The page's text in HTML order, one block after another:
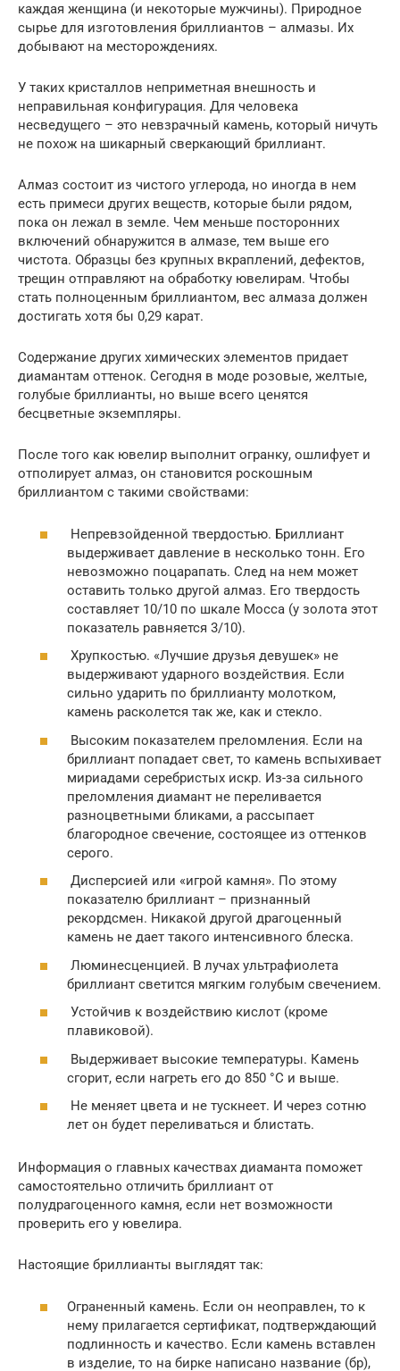
каждая женщина (и некоторые мужчины). Природное
сырье для изготовления бриллиантов – алмазы. Их
добывают на месторождениях.
У таких кристаллов неприметная внешность и
неправильная конфигурация. Для человека
несведущего – это невзрачный камень, который ничуть
не похож на шикарный сверкающий бриллиант.
Алмаз состоит из чистого углерода, но иногда в нем
есть примеси других веществ, которые были рядом,
пока он лежал в земле. Чем меньше посторонних
включений обнаружится в алмазе, тем выше его
чистота. Образцы без крупных вкраплений, дефектов,
трещин отправляют на обработку ювелирам. Чтобы
стать полноценным бриллиантом, вес алмаза должен
достигать хотя бы 0,29 карат.
Содержание других химических элементов придает
диамантам оттенок. Сегодня в моде розовые, желтые,
голубые бриллианты, но выше всего ценятся
бесцветные экземпляры.
После того как ювелир выполнит огранку, ошлифует и
отполирует алмаз, он становится роскошным
бриллиантом с такими свойствами:
Непревзойденной твердостью. Бриллиант
выдерживает давление в несколько тонн. Его
невозможно поцарапать. След на нем может
оставить только другой алмаз. Его твердость
составляет 10/10 по шкале Мосса (у золота этот
показатель равняется 3/10).
Хрупкостью. «Лучшие друзья девушек» не
выдерживают ударного воздействия. Если
сильно ударить по бриллианту молотком,
камень расколется так же, как и стекло.
Высоким показателем преломления. Если на
бриллиант попадает свет, то камень вспыхивает
мириадами серебристых искр. Из-за сильного
преломления диамант не переливается
разноцветными бликами, а рассыпает
благородное свечение, состоящее из оттенков
серого.
Дисперсией или «игрой камня». По этому
показателю бриллиант – признанный
рекордсмен. Никакой другой драгоценный
камень не дает такого интенсивного блеска.
Люминесценцией. В лучах ультрафиолета
бриллиант светится мягким голубым свечением.
Устойчив к воздействию кислот (кроме
плавиковой).
Выдерживает высокие температуры. Камень
сгорит, если нагреть его до 850 °С и выше.
Не меняет цвета и не тускнеет. И через сотню
лет он будет переливаться и блистать.
Информация о главных качествах диаманта поможет
самостоятельно отличить бриллиант от
полудрагоценного камня, если нет возможности
проверить его у ювелира.
Настоящие бриллианты выглядят так:
Ограненный камень. Если он неоправлен, то к
нему прилагается сертификат, подтверждающий
подлинность и качество. Если камень вставлен
в изделие, то на бирке написано название (бр),